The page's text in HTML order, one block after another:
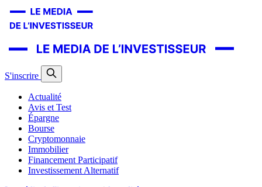
S'inscrire
Actualité
Avis et Test
Épargne
Bourse
Cryptomonnaie
Immobilier
Financement Participatif
Investissement Alternatif